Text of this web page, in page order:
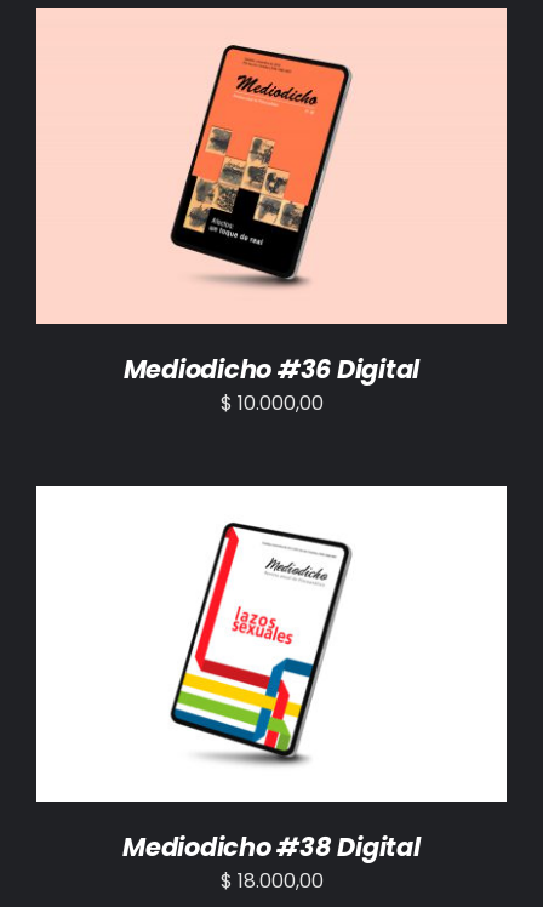
AÑADIR AL CARRITO /
Mediodicho #36 Digital
$ 10.000,00
AÑADIR AL CARRITO /
Mediodicho #38 Digital
$ 18.000,00